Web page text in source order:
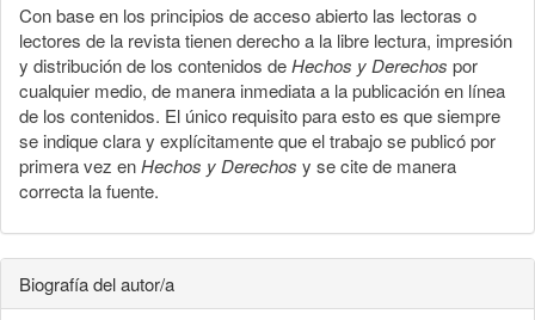
Con base en los principios de acceso abierto las lectoras o
lectores de la revista tienen derecho a la libre lectura, impresión
y distribución de los contenidos deHechos y Derechos por
cualquier medio, de manera inmediata a la publicación en línea
de los contenidos. El único requisito para esto es que siempre
se indique clara y explícitamente que el trabajo se publicó por
primera vez enHechos y Derechos y se cite de manera
correcta la fuente.
Biografía del autor/a